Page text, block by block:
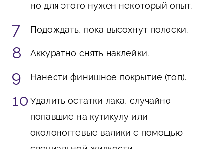
но для этого нужен некоторый опыт.
Подождать, пока высохнут полоски.
Аккуратно снять наклейки.
Нанести финишное покрытие (топ).
Удалить остатки лака, случайно
попавшие на кутикулу или
околоногтевые валики с помощью